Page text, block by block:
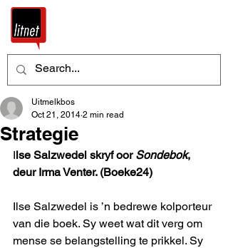
Strategie
Uitmelkbos
Oct 21, 2014 2 min read
Ilse Salzwedel skryf oor Sondebok,
deur Irma Venter. (Boeke24)
Ilse Salzwedel is ’n bedrewe kolporteur
van die boek. Sy weet wat dit verg om
mense se belangstelling te prikkel. Sy